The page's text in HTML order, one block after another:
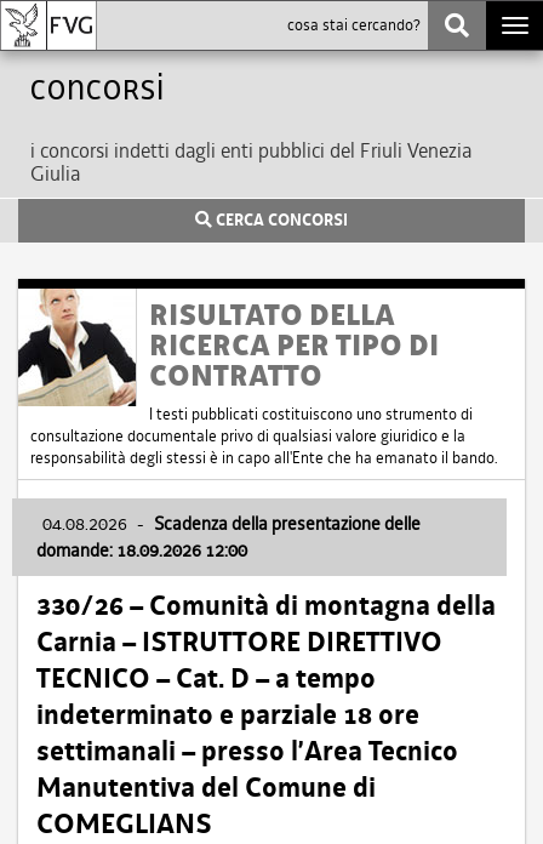
Concorsi
i concorsi indetti dagli enti pubblici del Friuli Venezia
Giulia
CERCA CONCORSI
RISULTATO DELLA
RICERCA PER TIPO DI
CONTRATTO
I testi pubblicati costituiscono uno strumento di
consultazione documentale privo di qualsiasi valore giuridico e la
responsabilità degli stessi è in capo all'Ente che ha emanato il bando.
04.08.2026 - Scadenza della presentazione delle
domande: 18.09.2026 12:00
330/26 – Comunità di montagna della
Carnia – ISTRUTTORE DIRETTIVO
TECNICO – Cat. D – a tempo
indeterminato e parziale 18 ore
settimanali – presso l’Area Tecnico
Manutentiva del Comune di
COMEGLIANS